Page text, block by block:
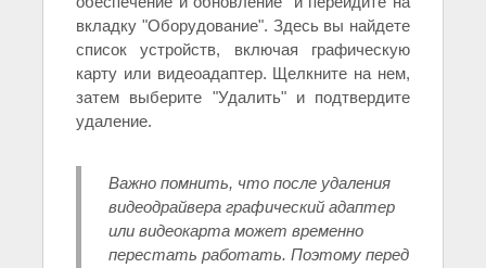
вкладку "Оборудование". Здесь вы найдете
список устройств, включая графическую
карту или видеоадаптер. Щелкните на нем,
затем выберите "Удалить" и подтвердите
удаление.
Важно помнить, что после удаления
видеодрайвера графический адаптер
или видеокарта может временно
перестать работать. Поэтому перед